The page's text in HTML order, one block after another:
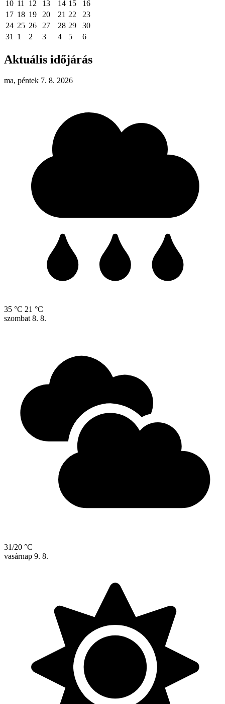
10 11 12 13 14 15
16
17 18 19 20 21 22
23
24 25 26 27 28 29
30
31
1 2 3 4 5 6
Aktuális időjárás
ma, péntek 7. 8. 2026
35 °C 21 °C
szombat 8. 8.
31/20 °C
vasárnap 9. 8.